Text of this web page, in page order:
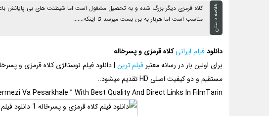
خلاصه داستان
کلاه قرمزی دیگر بزرگ شده و به تحصیل مشغول است اما شیطنت های بی پایانش
مناسب است اما هربار به بن بست میرسد تا اینکه.......
دانلودفیلم ایرانیکلاه قرمزی و پسرخاله
برای اولین بار در رسانه معتبرفیلم ترین | دانلود فیلم نوستالژی کلاه قرمزی و
مستقیم و دو کیفیت اصلی HD تقدیم میشود..
Va Pesarkhale ” With Best Quality And Direct Links In FilmTarin